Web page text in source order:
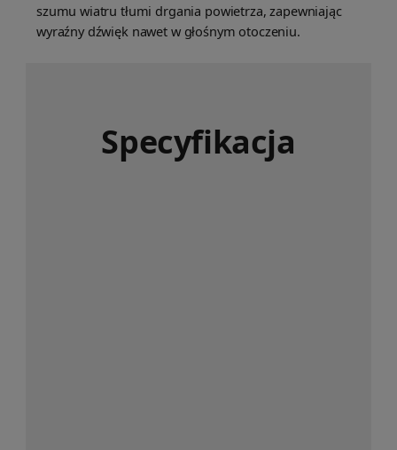
szumu wiatru tłumi drgania powietrza, zapewniając
wyraźny dźwięk nawet w głośnym otoczeniu.
Specyfikacja